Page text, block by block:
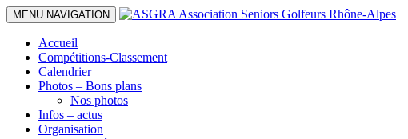
MENU NAVIGATION
Accueil
Compétitions-Classement
Calendrier
Photos – Bons plans
Nos photos
Infos – actus
Organisation